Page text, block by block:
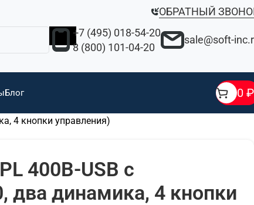
ОБРАТНЫЙ
+7 (495) 018-54-20
8 (800) 101-04-20
sale@soft-
Блог 0 ₽
4 кнопки управления)
400B-USB с
два динамика, 4 кнопки